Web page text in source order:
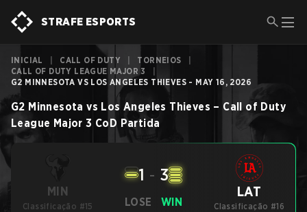
STRAFE ESPORTS
INICIAL CALL OF DUTY TORNEIOS
CALL OF DUTY LEAGUE MAJOR 3
G2 MINNESOTA VS LOS ANGELES THIEVES - MAY 16, 2026
G2 Minnesota vs Los Angeles Thieves – Call of Duty
League Major 3 CoD Partida
MIN
Classificação #15 LOSE
1 - 3
WIN
LAT
Classificação #16